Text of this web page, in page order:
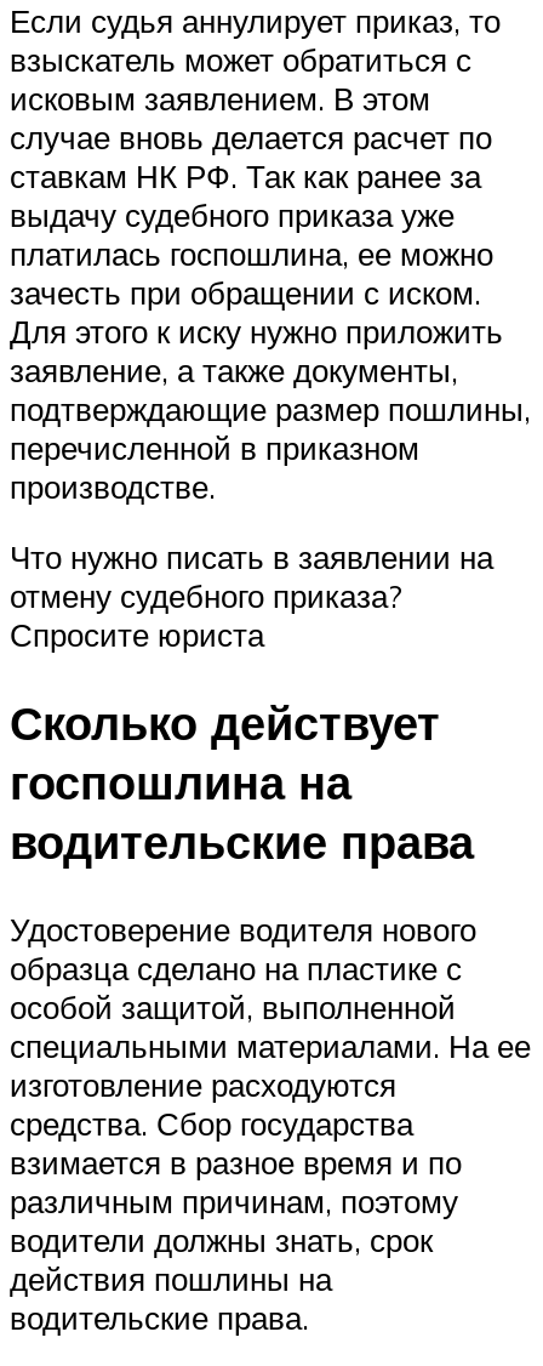
Если судья аннулирует приказ, то
взыскатель может обратиться с
исковым заявлением. В этом
случае вновь делается расчет по
ставкам НК РФ. Так как ранее за
выдачу судебного приказа уже
платилась госпошлина, ее можно
зачесть при обращении с иском.
Для этого к иску нужно приложить
заявление, а также документы,
подтверждающие размер пошлины,
перечисленной в приказном
производстве.
Что нужно писать в заявлении на
отмену судебного приказа?
Спросите юриста
Сколько действует
госпошлина на
водительские права
Удостоверение водителя нового
образца сделано на пластике с
особой защитой, выполненной
специальными материалами. На ее
изготовление расходуются
средства. Сбор государства
взимается в разное время и по
различным причинам, поэтому
водители должны знать, срок
действия пошлины на
водительские права.